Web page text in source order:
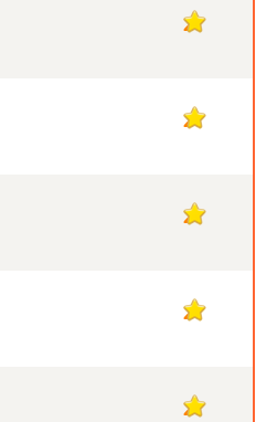
2
2
2
2
2